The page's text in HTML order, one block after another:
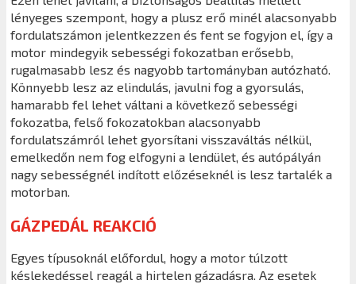
lényeges szempont, hogy a plusz erő minél alacsonyabb
fordulatszámon jelentkezzen és fent se fogyjon el, így a
motor mindegyik sebességi fokozatban erősebb,
rugalmasabb lesz és nagyobb tartományban autózható.
Könnyebb lesz az elindulás, javulni fog a gyorsulás,
hamarabb fel lehet váltani a következő sebességi
fokozatba, felső fokozatokban alacsonyabb
fordulatszámról lehet gyorsítani visszaváltás nélkül,
emelkedőn nem fog elfogyni a lendület, és autópályán
nagy sebességnél indított előzéseknél is lesz tartalék a
motorban.
GÁZPEDÁL REAKCIÓ
Egyes típusoknál előfordul, hogy a motor túlzott
késlekedéssel reagál a hirtelen gázadásra. Az esetek